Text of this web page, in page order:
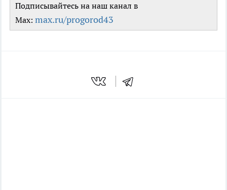
Подписывайтесь на наш канал в
Max: max.ru/progorod43